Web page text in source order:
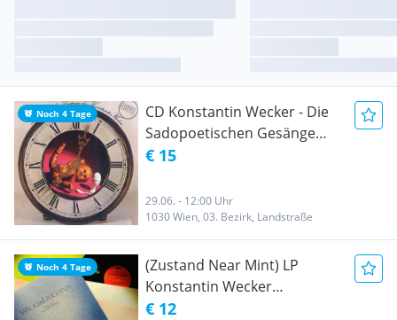
Noch 4 Tage
CD Konstantin Wecker - Die
Sadopoetischen Gesänge
Des Konstantin Amadeus
€ 15
29.06. - 12:00 Uhr
1030 Wien, 03. Bezirk, Landstraße
Noch 4 Tage
(Zustand Near Mint) LP
Konstantin Wecker
"Weckerleuchten Neues von
€ 12